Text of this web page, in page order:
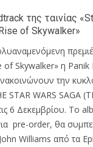
της ταινίας
Rise of Skywalker»
of Skywalker» η Panik
την
STAR WARS SAGA
6 Δεκεμβρίου. Το
pre-order, θα
Williams από τα